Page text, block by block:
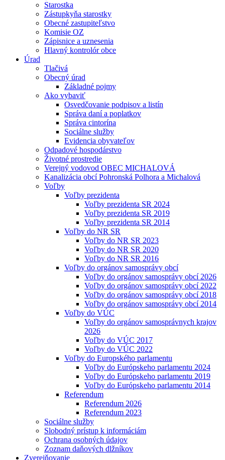
Starostka
Zástupkyňa starostky
Obecné zastupiteľstvo
Komisie OZ
Zápisnice a uznesenia
Hlavný kontrolór obce
Úrad
Tlačivá
Obecný úrad
Základné pojmy
Ako vybaviť
Osvedčovanie podpisov a listín
Správa daní a poplatkov
Správa cintorína
Sociálne služby
Evidencia obyvateľov
Odpadové hospodárstvo
Životné prostredie
Verejný vodovod OBEC MICHALOVÁ
Kanalizácia obcí Pohronská Polhora a Michalová
Voľby
Voľby prezidenta
Voľby prezidenta SR 2024
Voľby prezidenta SR 2019
Voľby prezidenta SR 2014
Voľby do NR SR
Voľby do NR SR 2023
Voľby do NR SR 2020
Voľby do NR SR 2016
Voľby do orgánov samosprávy obcí
Voľby do orgánov samosprávy obcí 2026
Voľby do orgánov samosprávy obcí 2022
Voľby do orgánov samosprávy obcí 2018
Voľby do orgánov samosprávy obcí 2014
Voľby do VÚC
Voľby do orgánov samosprávnych krajov
2026
Voľby do VÚC 2017
Voľby do VÚC 2022
Voľby do Europského parlamentu
Voľby do Európskeho parlamentu 2024
Voľby do Európskeho parlamentu 2019
Voľby do Európskeho parlamentu 2014
Referendum
Referendum 2026
Referendum 2023
Sociálne služby
Slobodný prístup k informáciám
Ochrana osobných údajov
Zoznam daňových dlžníkov
Zverejňovanie